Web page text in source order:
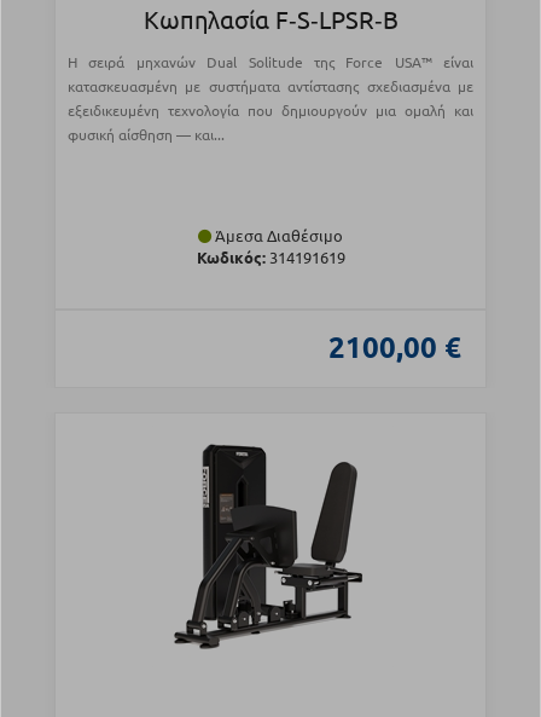
Κωπηλασία F‑S‑LPSR‑B
Η σειρά μηχανών Dual Solitude της Force USA™ είναι
κατασκευασμένη με συστήματα αντίστασης σχεδιασμένα με
εξειδικευμένη τεχνολογία που δημιουργούν μια ομαλή και
φυσική αίσθηση — και...
Άμεσα Διαθέσιμο
Κωδικός:314191619
2100,00 €